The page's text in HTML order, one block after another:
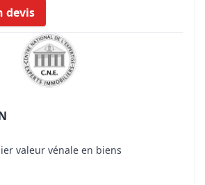
devis
valeur vénale en biens